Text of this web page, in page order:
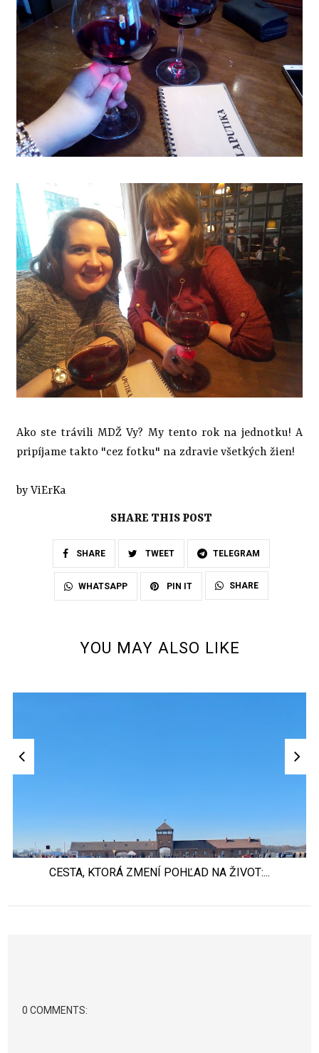
Ako ste trávili MDŽ Vy? My tento rok na jednotku! A
pripíjame takto "cez fotku" na zdravie všetkých žien!
by ViErKa
SHARE THIS POST
SHARE TWEET TELEGRAM
WHATSAPP PIN IT SHARE
YOU MAY ALSO LIKE
CESTA, KTORÁ ZMENÍ POHĽAD NA ŽIVOT:...
0 COMMENTS: